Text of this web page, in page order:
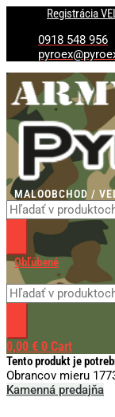
PreskočiťRegistrácia
0918 548 956
MALOOBCHOD /
Products
Obľúbené
Products
0,00 € 0 Cart
Tento produkt je
Obrancov mieru
Kamenná predajňa